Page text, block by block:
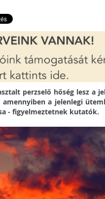
perzselő hőség lesz a
a jelenlegi
- figyelmeztetnek kutatók.